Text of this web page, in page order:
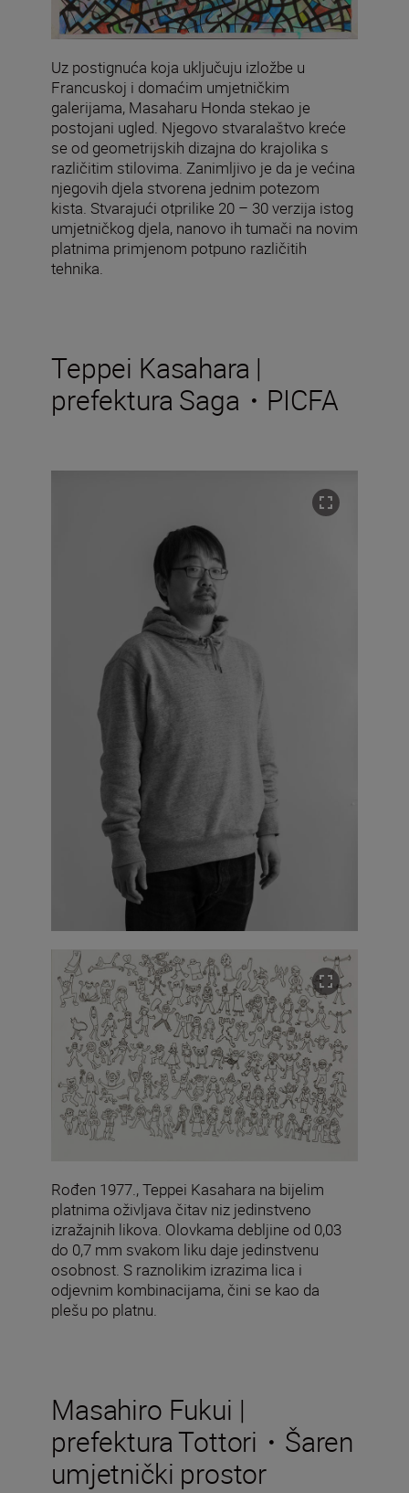
Uz postignuća koja uključuju izložbe u
Francuskoj i domaćim umjetničkim
galerijama, Masaharu Honda stekao je
postojani ugled. Njegovo stvaralaštvo kreće
se od geometrijskih dizajna do krajolika s
različitim stilovima. Zanimljivo je da je većina
njegovih djela stvorena jednim potezom
kista. Stvarajući otprilike 20 – 30 verzija istog
umjetničkog djela, nanovo ih tumači na novim
platnima primjenom potpuno različitih
tehnika.
Teppei Kasahara |
prefektura Saga・PICFA
Rođen 1977., Teppei Kasahara na bijelim
platnima oživljava čitav niz jedinstveno
izražajnih likova. Olovkama debljine od 0,03
do 0,7 mm svakom liku daje jedinstvenu
osobnost. S raznolikim izrazima lica i
odjevnim kombinacijama, čini se kao da
plešu po platnu.
Masahiro Fukui |
prefektura Tottori・Šaren
umjetnički prostor